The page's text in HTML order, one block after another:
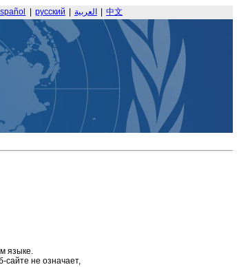
русский العربية 中文
языке.
сайте не означает,